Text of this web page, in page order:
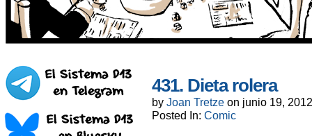
431. Dieta rolera
by Joan Tretze on junio 19, 2012
Posted In: Comic